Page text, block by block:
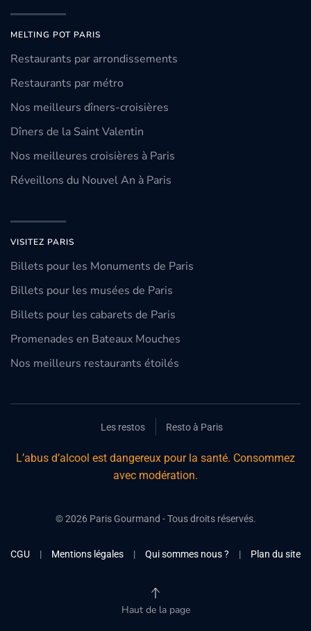
MELTING POT PARIS
Restaurants par arrondissements
Restaurants par métro
Nos meilleurs dîners-croisières
Dîners de la Saint Valentin
Nos meilleures croisières à Paris
Réveillons du Nouvel An à Paris
VISITEZ PARIS
Billets pour les Monuments de Paris
Billets pour les musées de Paris
Billets pour les cabarets de Paris
Promenades en Bateaux Mouches
Nos meilleurs restaurants étoilés
Les restos Resto à Paris
L’abus d’alcool est dangereux pour la santé. Consommez
avec modération.
©2026Paris Gourmand - Tous droits réservés.
CGU | Mentions légales | Qui sommes nous ? | Plan du site
Haut de la page